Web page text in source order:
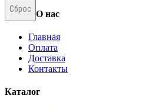
Сброс
О нас
Главная
Оплата
Доставка
Контакты
Каталог